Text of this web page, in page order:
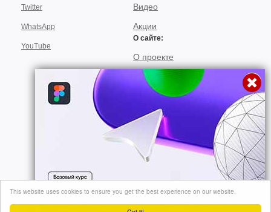
This website uses cookies to ensure you get the best experience on our website.
Twitter
WhatsApp
YouTube
Видео
Акции
О сайте:
О проекте
Для авторов
Договор пользования
Использование материалов
Подписка
© 2026, "video-kursi.net". Лучшие тренинги и курсы в одном месте. Все
права на материалы, находящиеся на сайте, охраняются в соответствии
с законодательством..
Перейти